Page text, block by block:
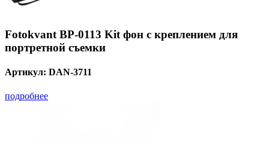
Fotokvant BP-0113 Kit фон с креплением для
портретной съемки
Артикул: DAN-3711
подробнее